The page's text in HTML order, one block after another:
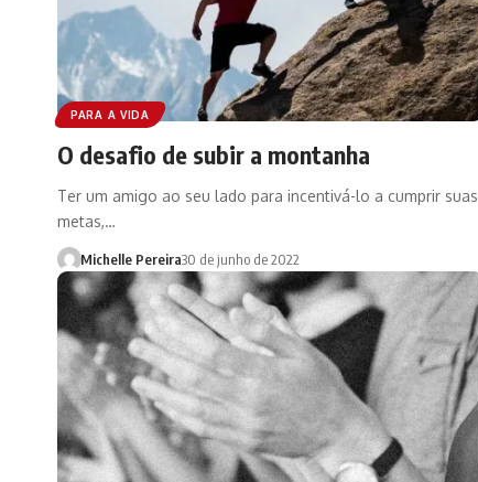
PARA A VIDA
O desafio de subir a montanha
Ter um amigo ao seu lado para incentivá-lo a cumprir suas
metas,…
Michelle Pereira30 de junho de 2022